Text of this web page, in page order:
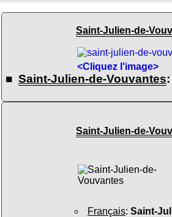
Saint-Julien-de-
<Cliquez l'image>
■ Saint-Julien-de-Vouvantes
Saint-Julien-de-
Français: Saint-